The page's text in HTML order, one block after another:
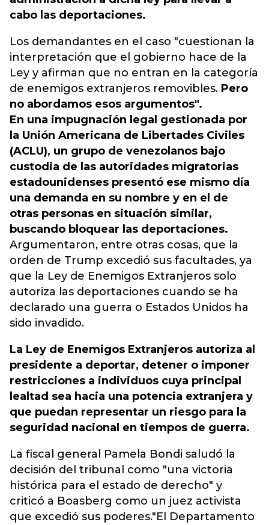
cabo las deportaciones.
Los demandantes en el caso "cuestionan la
interpretación que el gobierno hace de la
Ley y afirman que no entran en la categoría
de enemigos extranjeros removibles. Pero
no abordamos esos argumentos".
En una impugnación legal gestionada por
la Unión Americana de Libertades Civiles
(ACLU), un grupo de venezolanos bajo
custodia de las autoridades migratorias
estadounidenses presentó ese mismo día
una demanda en su nombre y en el de
otras personas en situación similar,
buscando bloquear las deportaciones.
Argumentaron, entre otras cosas, que la
orden de Trump excedió sus facultades, ya
que la Ley de Enemigos Extranjeros solo
autoriza las deportaciones cuando se ha
declarado una guerra o Estados Unidos ha
sido invadido.
La Ley de Enemigos Extranjeros autoriza al
presidente a deportar, detener o imponer
restricciones a individuos cuya principal
lealtad sea hacia una potencia extranjera y
que puedan representar un riesgo para la
seguridad nacional en tiempos de guerra.
La fiscal general Pamela Bondi saludó la
decisión del tribunal como "una victoria
histórica para el estado de derecho" y
criticó a Boasberg como un juez activista
que excedió sus poderes."El Departamento